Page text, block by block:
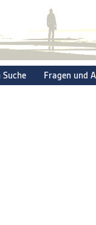
Suche Fragen und